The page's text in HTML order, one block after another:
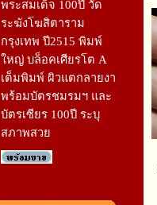
พระสมเด็จ 100ปี วัด
ระฆังโฆสิตาราม
กรุงเทพ ปี2515 พิมพ์
ใหญ่ บล็อคเศียรโต A
เต็มพิมพ์ ผิวแตกลายงา
พร้อมบัตรชมรมฯ และ
บัตรเซียร 100ปี ระบุ
สภาพสวย